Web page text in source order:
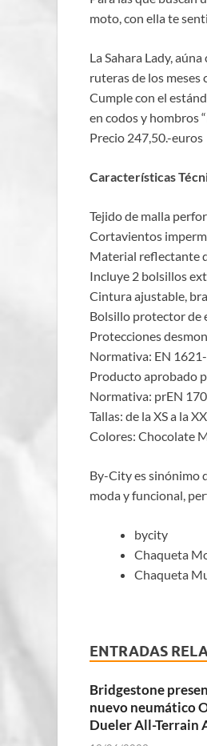
moto, con ella te
La Sahara Lady,
ruteras de los meses
Cumple con el
en codos y hombros
Precio 247,50.-euros
Características
Tejido de malla
Cortavientos
Material reflectante
Incluye 2 bolsillos
Cintura ajustable,
Bolsillo protector de
Protecciones
Normativa: EN
Producto aprobado
Normativa: prEN
Tallas: de la XS a la
Colores: Chocolate
By-City es sinónimo
moda y funcional,
bycity
Chaqueta
Chaqueta
ENTRADAS
Bridgestone
nuevo neumático
Dueler All-Terrain